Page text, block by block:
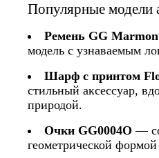
Популярные модели
Ремень GG
модель с узнаваемым
Шарф с принтом
стильный аксессуар,
природой.
Очки GG0004O —
геометрической